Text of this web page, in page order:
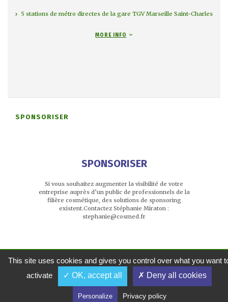
5 stations de métro directes de la gare TGV Marseille Saint-Charles
30 minutes de l’aéroport international Marseille Provence
MORE INFO
SPONSORISER
SPONSORISER
Si vous souhaitez augmenter la visibilité de votre
entreprise auprès d’un public de professionnels de la
filière cosmétique, des solutions de sponsoring
existent.Contactez Stéphanie Miraton :
stephanie@cosmed.fr
This site uses cookies and gives you control over what you want
activate
✓ OK, accept all ✗ Deny all cookies
Personalize Privacy policy